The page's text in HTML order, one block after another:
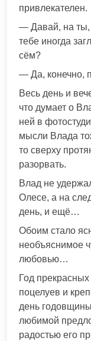
привлекателен.
— Давай, на
тебе иногда
сём?
— Да, конечно,
Весь день и
что думает о
ней в
мысли Влада
то сверху
разорвать.
Влад не
Олесе, а на
день, и ещё…
Обоим стало
необъяснимое
любовью…
Год
поцелуев и
день
любимой
радостью его